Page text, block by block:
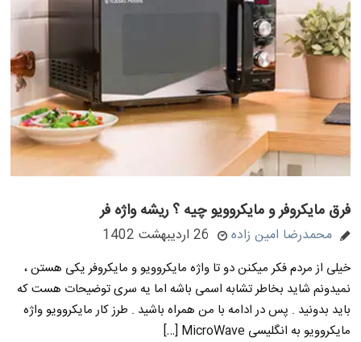
فرق مایکروفر و مایکروویو چیه ؟ ریشه واژه فر
محمدرضا امین زاده 26 اردیبهشت 1402
خیلی از مردم فکر میکنن دو تا واژه مایکروویو و مایکروفر یکی هستن ،
نمیدونم شاید بخاطر تشابه اسمی باشه اما یه سری توضیحات هست که
باید بدونید . پس در ادامه با من همراه باشید . طرز کار مایکروویو واژه
مایکروویو به انگلیسی MicroWave […]